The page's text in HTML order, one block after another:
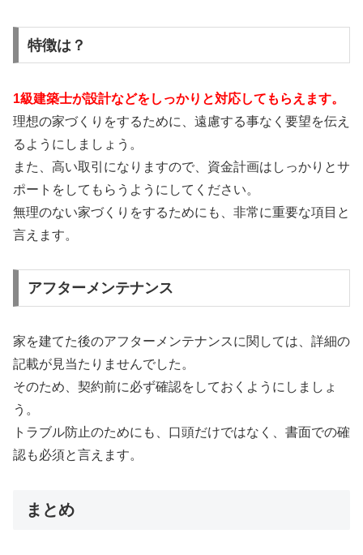
特徴は？
1級建築士が設計などをしっかりと対応してもらえます。
理想の家づくりをするために、遠慮する事なく要望を伝え
るようにしましょう。
また、高い取引になりますので、資金計画はしっかりとサ
ポートをしてもらうようにしてください。
無理のない家づくりをするためにも、非常に重要な項目と
言えます。
アフターメンテナンス
家を建てた後のアフターメンテナンスに関しては、詳細の
記載が見当たりませんでした。
そのため、契約前に必ず確認をしておくようにしましょ
う。
トラブル防止のためにも、口頭だけではなく、書面での確
認も必須と言えます。
まとめ